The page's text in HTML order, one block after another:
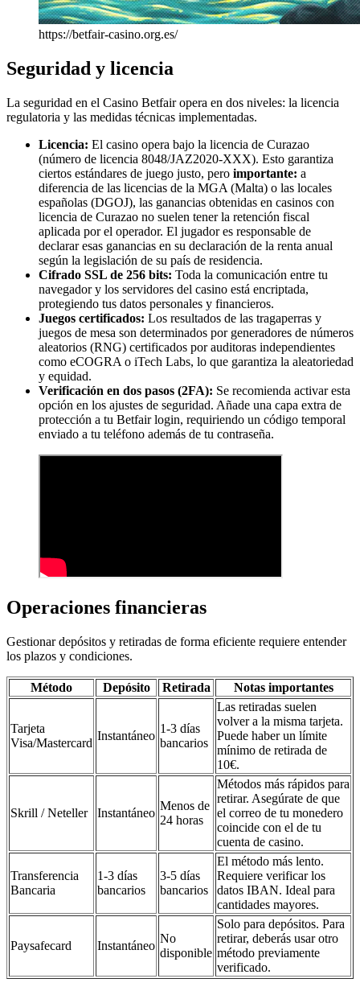
https://betfair-casino.org.es/
Seguridad y licencia
La seguridad en el Casino Betfair opera en dos niveles: la licencia
regulatoria y las medidas técnicas implementadas.
Licencia: El casino opera bajo la licencia de Curazao
(número de licencia 8048/JAZ2020-XXX). Esto garantiza
ciertos estándares de juego justo, pero importante: a
diferencia de las licencias de la MGA (Malta) o las locales
españolas (DGOJ), las ganancias obtenidas en casinos con
licencia de Curazao no suelen tener la retención fiscal
aplicada por el operador. El jugador es responsable de
declarar esas ganancias en su declaración de la renta anual
según la legislación de su país de residencia.
Cifrado SSL de 256 bits: Toda la comunicación entre tu
navegador y los servidores del casino está encriptada,
protegiendo tus datos personales y financieros.
Juegos certificados: Los resultados de las tragaperras y
juegos de mesa son determinados por generadores de números
aleatorios (RNG) certificados por auditoras independientes
como eCOGRA o iTech Labs, lo que garantiza la aleatoriedad
y equidad.
Verificación en dos pasos (2FA): Se recomienda activar esta
opción en los ajustes de seguridad. Añade una capa extra de
protección a tu Betfair login, requiriendo un código temporal
enviado a tu teléfono además de tu contraseña.
Operaciones financieras
Gestionar depósitos y retiradas de forma eficiente requiere entender
los plazos y condiciones.
Método Depósito Retirada Notas importantes
Tarjeta
Visa/Mastercard
Instantáneo
1-3 días
bancarios
Las retiradas suelen
volver a la misma tarjeta.
Puede haber un límite
mínimo de retirada de
10€.
Skrill / Neteller Instantáneo
Menos de
24 horas
Métodos más rápidos para
retirar. Asegúrate de que
el correo de tu monedero
coincide con el de tu
cuenta de casino.
Transferencia
Bancaria
1-3 días
bancarios
3-5 días
bancarios
El método más lento.
Requiere verificar los
datos IBAN. Ideal para
cantidades mayores.
Paysafecard Instantáneo
No
disponible
Solo para depósitos. Para
retirar, deberás usar otro
método previamente
verificado.